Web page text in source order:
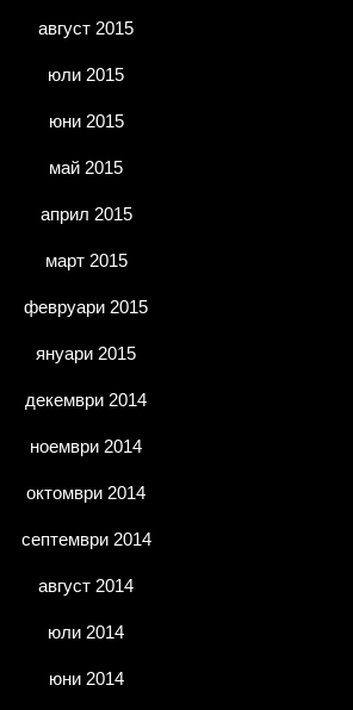
август 2015
юли 2015
юни 2015
май 2015
април 2015
март 2015
февруари 2015
януари 2015
декември 2014
ноември 2014
октомври 2014
септември 2014
август 2014
юли 2014
юни 2014